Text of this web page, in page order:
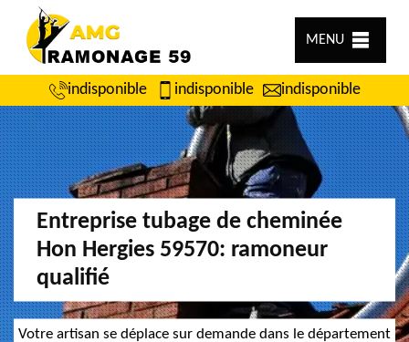
MENU
indisponible indisponible indisponible
Entreprise tubage de cheminée
Hon Hergies 59570: ramoneur
qualifié
Votre artisan se déplace sur demande dans le département